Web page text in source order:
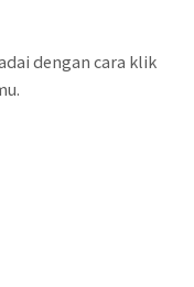
dengan cara klik